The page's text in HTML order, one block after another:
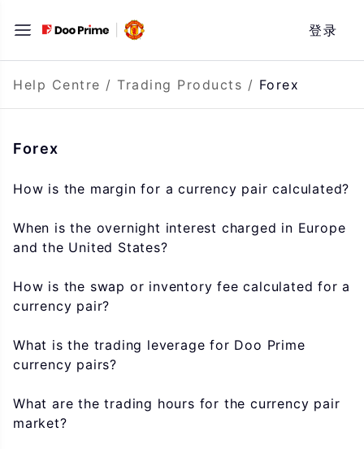
content
登录
Help Centre / Trading Products / Forex
Forex
How is the margin for a currency pair calculated?
When is the overnight interest charged in Europe
and the United States?
How is the swap or inventory fee calculated for a
currency pair?
What is the trading leverage for Doo Prime
currency pairs?
What are the trading hours for the currency pair
market?